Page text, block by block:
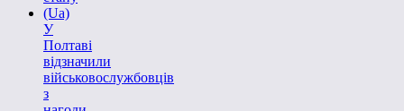
(Ua)
У
Полтаві
відзначили
військовослужбовців
з